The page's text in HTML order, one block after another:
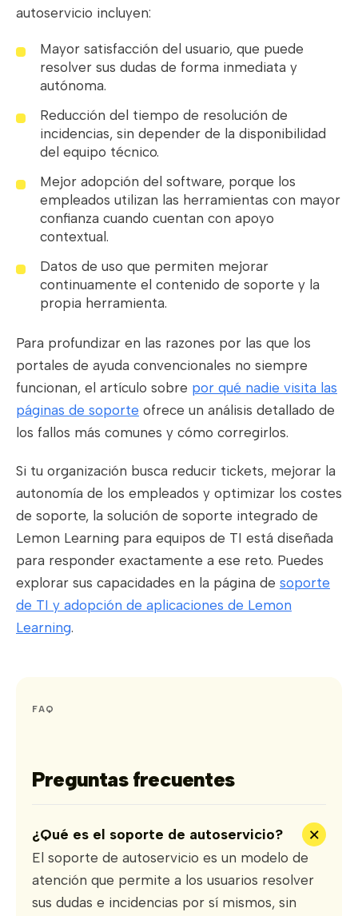
autoservicio incluyen:
Mayor satisfacción del usuario, que puede
resolver sus dudas de forma inmediata y
autónoma.
Reducción del tiempo de resolución de
incidencias, sin depender de la disponibilidad
del equipo técnico.
Mejor adopción del software, porque los
empleados utilizan las herramientas con mayor
confianza cuando cuentan con apoyo
contextual.
Datos de uso que permiten mejorar
continuamente el contenido de soporte y la
propia herramienta.
Para profundizar en las razones por las que los
portales de ayuda convencionales no siempre
funcionan, el artículo sobre por qué nadie visita las
páginas de soporte ofrece un análisis detallado de
los fallos más comunes y cómo corregirlos.
Si tu organización busca reducir tickets, mejorar la
autonomía de los empleados y optimizar los costes
de soporte, la solución de soporte integrado de
Lemon Learning para equipos de TI está diseñada
para responder exactamente a ese reto. Puedes
explorar sus capacidades en la página de soporte
de TI y adopción de aplicaciones de Lemon
Learning.
FAQ
Preguntas frecuentes
¿Qué es el soporte de autoservicio? +
El soporte de autoservicio es un modelo de
atención que permite a los usuarios resolver
sus dudas e incidencias por sí mismos, sin